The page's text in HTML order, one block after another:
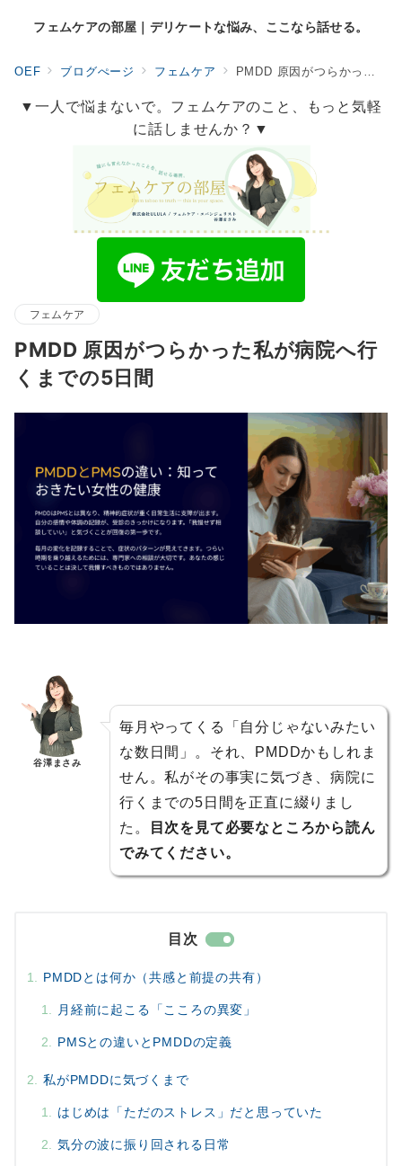
フェムケアの部屋｜デリケートな悩み、ここなら話せる。
OEF ブログぺージ フェムケア PMDD 原因がつらかった私が病院へ行くまでの5日間
▼一人で悩まないで。フェムケアのこと、もっと気軽
に話しませんか？▼
フェムケア
PMDD 原因がつらかった私が病院へ行
くまでの5日間
谷澤まさみ
毎月やってくる「自分じゃないみたい
な数日間」。それ、PMDDかもしれま
せん。私がその事実に気づき、病院に
行くまでの5日間を正直に綴りまし
た。
目次を見て必要なところから読ん
でみてください。
目次
PMDDとは何か（共感と前提の共有）
月経前に起こる「こころの異変」
PMSとの違いとPMDDの定義
私がPMDDに気づくまで
はじめは「ただのストレス」だと思っていた
気分の波に振り回される日常